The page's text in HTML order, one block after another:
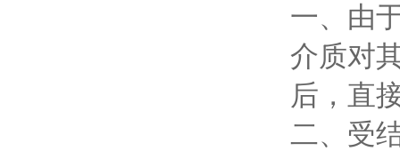
一、由
介质对
后，直
二、受